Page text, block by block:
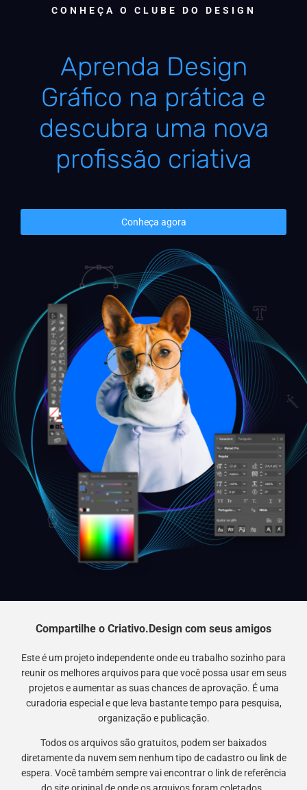
CONHEÇA O CLUBE DO DESIGN
Aprenda Design
Gráfico na prática e
descubra uma nova
profissão criativa
Conheça agora
Compartilhe o Criativo.Design com seus amigos
Este é um projeto independente onde eu trabalho sozinho para
reunir os melhores arquivos para que você possa usar em seus
projetos e aumentar as suas chances de aprovação. É uma
curadoria especial e que leva bastante tempo para pesquisa,
organização e publicação.
Todos os arquivos são gratuitos, podem ser baixados
diretamente da nuvem sem nenhum tipo de cadastro ou link de
espera. Você também sempre vai encontrar o link de referência